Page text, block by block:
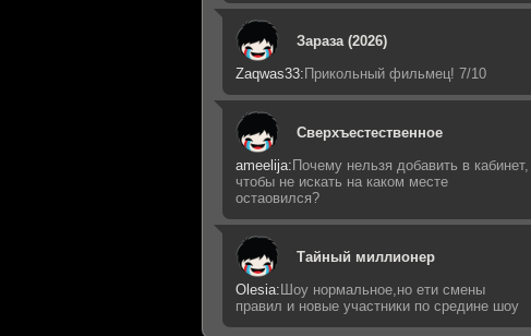
Зараза (2026)
Zaqwas33: Прикольный фильмец! 7/10
Сверхъестественное
ameelija: Почему нельзя добавить в кабинет,
чтобы не искать на каком месте
остаовился?
Тайный миллионер
Olesia: Шоу нормальное,но ети смены
правил и новые участники по средине шоу